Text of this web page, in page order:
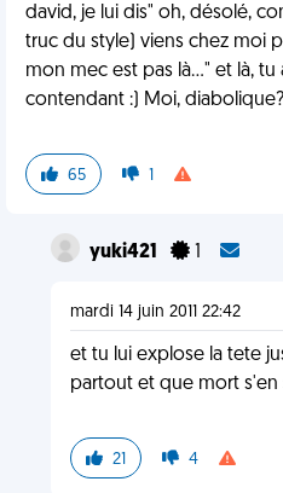
david, je lui dis" oh, désolé,
truc du style) viens chez moi
mon mec est pas là..." et là,
contendant :) Moi,
65 1
yuki421 1
mardi 14 juin 2011 22:42
et tu lui explose la tete
partout et que mort s'en
21 4